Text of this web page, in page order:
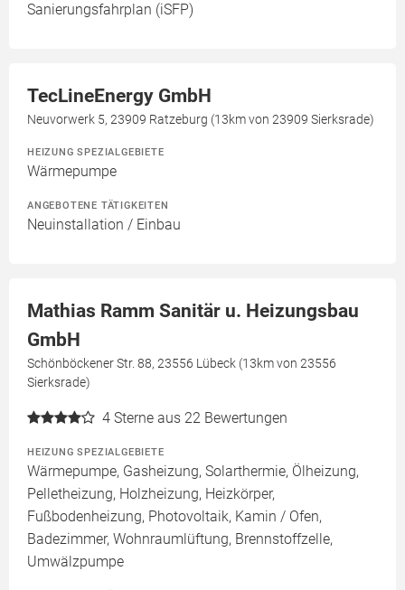
Sanierungsfahrplan (iSFP)
TecLineEnergy GmbH
Neuvorwerk 5, 23909 Ratzeburg (13km von 23909 Sierksrade)
HEIZUNG SPEZIALGEBIETE
Wärmepumpe
ANGEBOTENE TÄTIGKEITEN
Neuinstallation / Einbau
Mathias Ramm Sanitär u. Heizungsbau
GmbH
Schönböckener Str. 88, 23556 Lübeck (13km von 23556
Sierksrade)
4 Sterne aus 22 Bewertungen
HEIZUNG SPEZIALGEBIETE
Wärmepumpe, Gasheizung, Solarthermie, Ölheizung,
Pelletheizung, Holzheizung, Heizkörper,
Fußbodenheizung, Photovoltaik, Kamin / Ofen,
Badezimmer, Wohnraumlüftung, Brennstoffzelle,
Umwälzpumpe